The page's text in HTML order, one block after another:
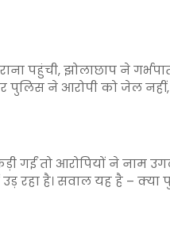
पहुंची, झोलाछाप ने
पुलिस ने आरोपी को जेल
गईं तो आरोपियों ने नाम
रहा है। सवाल यह है – क्या